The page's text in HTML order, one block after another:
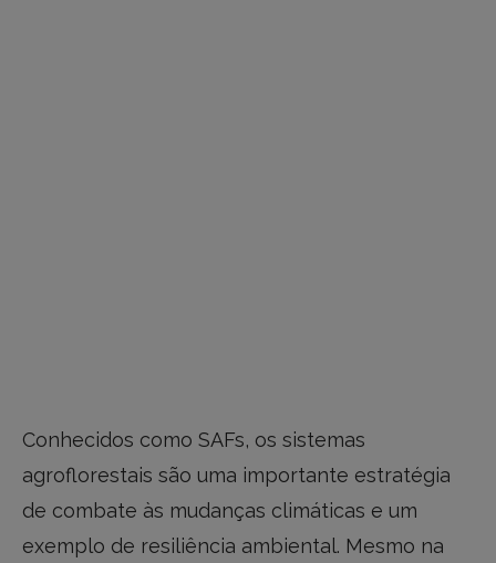
Conhecidos como SAFs, os sistemas
agroflorestais são uma importante estratégia
de combate às mudanças climáticas e um
exemplo de resiliência ambiental. Mesmo na